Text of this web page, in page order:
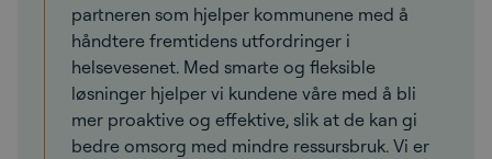
partneren som hjelper kommunene med å
håndtere fremtidens utfordringer i
helsevesenet. Med smarte og fleksible
løsninger hjelper vi kundene våre med å bli
mer proaktive og effektive, slik at de kan gi
bedre omsorg med mindre ressursbruk. Vi er